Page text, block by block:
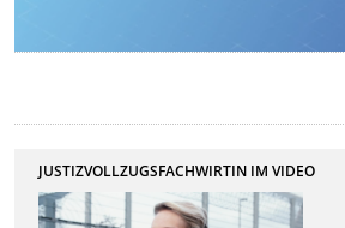
JUSTIZVOLLZUGSFACHWIRTIN IM VIDEO